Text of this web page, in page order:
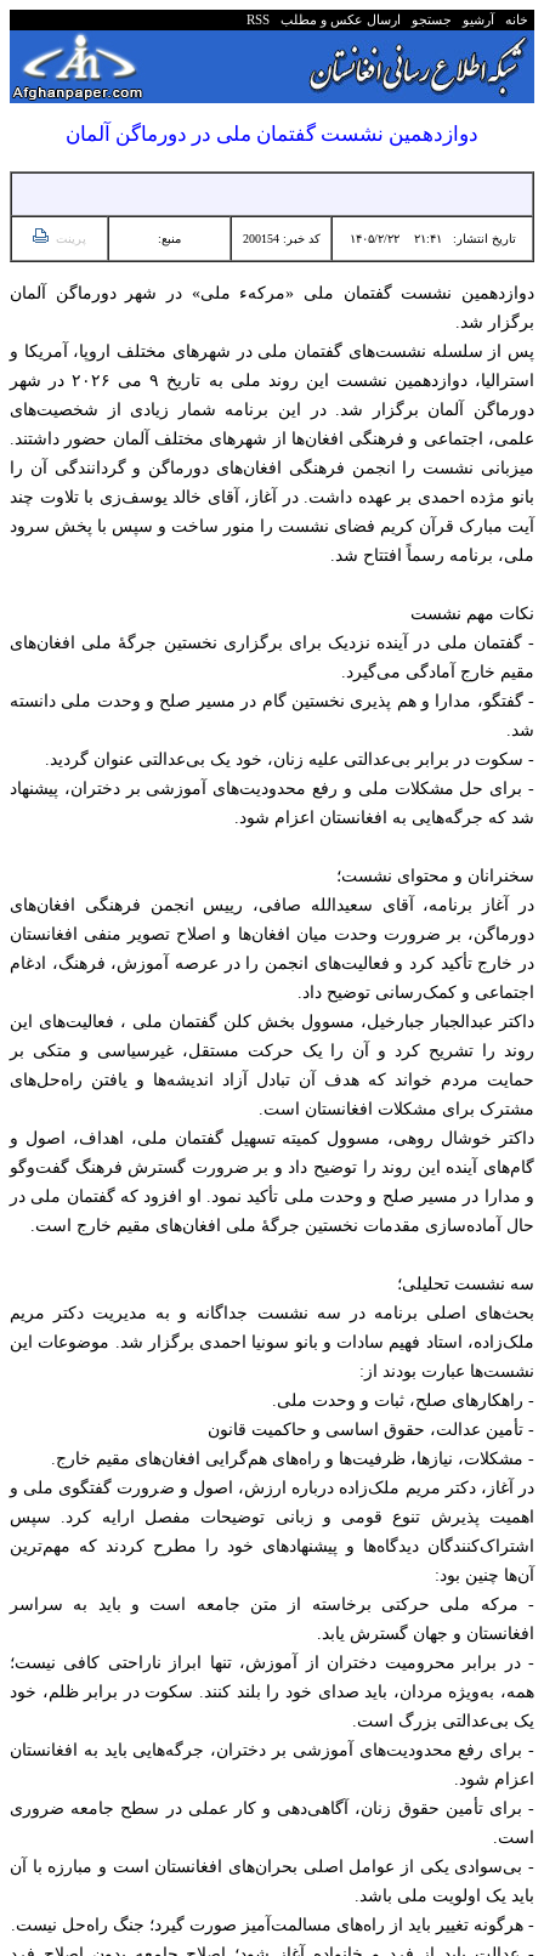
خانه آرشیو جستجو ارسال عکس و مطلب RSS
دوازدهمین نشست گفتمان ملی در دورماگن آلمان
تاریخ انتشار: ۲۱:۴۱ ۱۴۰۵/۲/۲۲ کد خبر: 200154 منبع: پرینت
دوازدهمین نشست گفتمان ملی «مرکهء ملی» در شهر دورماگن آلمان
برگزار شد.
پس از سلسله نشست‌های گفتمان ملی در شهرهای مختلف اروپا، آمریکا و
استرالیا، دوازدهمین نشست این روند ملی به تاریخ ۹ می ۲۰۲۶ در شهر
دورماگن آلمان برگزار شد. در این برنامه شمار زیادی از شخصیت‌های
علمی، اجتماعی و فرهنگی افغان‌ها از شهرهای مختلف آلمان حضور داشتند.
میزبانی نشست را انجمن فرهنگی افغان‌های دورماگن و گردانندگی آن را
بانو مژده احمدی بر عهده داشت. در آغاز، آقای خالد یوسف‌زی با تلاوت چند
آیت مبارک قرآن کریم فضای نشست را منور ساخت و سپس با پخش سرود
ملی، برنامه رسماً افتتاح شد.
نکات مهم نشست
- گفتمان ملی در آینده نزدیک برای برگزاری نخستین جرگهٔ ملی افغان‌های
مقیم خارج آمادگی می‌گیرد.
- گفتگو، مدارا و هم پذيری نخستین گام در مسیر صلح و وحدت ملی دانسته
شد.
- سکوت در برابر بی‌عدالتی علیه زنان، خود یک بی‌عدالتی عنوان گردید.
- برای حل مشکلات ملی و رفع محدودیت‌های آموزشی بر دختران، پیشنهاد
شد که جرگه‌هایی به افغانستان اعزام شود.
سخنرانان و محتوای نشست؛
در آغاز برنامه، آقای سعیدالله صافی، رییس انجمن فرهنگی افغان‌های
دورماگن، بر ضرورت وحدت میان افغان‌ها و اصلاح تصویر منفی افغانستان
در خارج تأکید کرد و فعالیت‌های انجمن را در عرصه آموزش، فرهنگ، ادغام
اجتماعی و کمک‌رسانی توضیح داد.
داکتر عبدالجبار جبارخیل، مسوول بخش کلن گفتمان ملی ، فعالیت‌های این
روند را تشریح کرد و آن را یک حرکت مستقل، غیرسیاسی و متکی بر
حمایت مردم خواند که هدف آن تبادل آزاد اندیشه‌ها و یافتن راه‌حل‌های
مشترک برای مشکلات افغانستان است.
داکتر خوشال روهی، مسوول کمیته تسهیل گفتمان ملی، اهداف، اصول و
گام‌های آینده این روند را توضیح داد و بر ضرورت گسترش فرهنگ گفت‌وگو
و مدارا در مسیر صلح و وحدت ملی تأکید نمود. او افزود که گفتمان ملی در
حال آماده‌سازی مقدمات نخستین جرگهٔ ملی افغان‌های مقیم خارج است.
سه نشست تحلیلی؛
بحث‌های اصلی برنامه در سه نشست جداگانه و به مدیریت دکتر مریم
ملک‌زاده، استاد فهیم سادات و بانو سونیا احمدی برگزار شد. موضوعات این
نشست‌ها عبارت بودند از:
- راهکارهای صلح، ثبات و وحدت ملی.
- تأمین عدالت، حقوق اساسی و حاکمیت قانون
- مشکلات، نیازها، ظرفیت‌ها و راه‌های هم‌گرایی افغان‌های مقیم خارج.
در آغاز، دکتر مریم ملک‌زاده درباره ارزش، اصول و ضرورت گفتگوی ملی و
اهمیت پذیرش تنوع قومی و زبانی توضیحات مفصل ارایه کرد. سپس
اشتراک‌کنندگان دیدگاه‌ها و پیشنهادهای خود را مطرح کردند که مهم‌ترین
آن‌ها چنین بود:
- مرکه ملی حرکتی برخاسته از متن جامعه است و باید به سراسر
افغانستان و جهان گسترش یابد.
- در برابر محرومیت دختران از آموزش، تنها ابراز ناراحتی کافی نیست؛
همه، به‌ویژه مردان، باید صدای خود را بلند کنند. سکوت در برابر ظلم، خود
یک بی‌عدالتی بزرگ است.
- برای رفع محدودیت‌های آموزشی بر دختران، جرگه‌هایی باید به افغانستان
اعزام شود.
- برای تأمین حقوق زنان، آگاهی‌دهی و کار عملی در سطح جامعه ضروری
است.
- بی‌سوادی یکی از عوامل اصلی بحران‌های افغانستان است و مبارزه با آن
باید یک اولویت ملی باشد.
- هرگونه تغییر باید از راه‌های مسالمت‌آمیز صورت گیرد؛ جنگ راه‌حل نیست.